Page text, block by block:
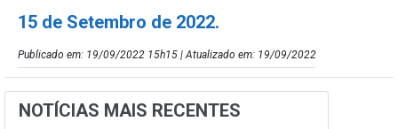
15 de Setembro de 2022.
Publicado em: 19/09/2022 15h15 | Atualizado em: 19/09/2022
NOTÍCIAS MAIS RECENTES